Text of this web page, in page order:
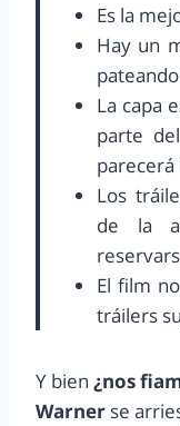
Es la
Hay un
La capa
parte
Los
de la
El film
tráilers
Y bien ¿nos
Warner se